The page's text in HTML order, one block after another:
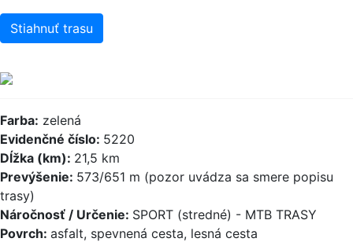
Stiahnuť trasu
Farba: zelená
Evidenčné číslo: 5220
Dĺžka (km): 21,5 km
Prevýšenie: 573/651 m (pozor uvádza sa smere popisu
trasy)
Náročnosť / Určenie: SPORT (stredné) - MTB TRASY
Povrch: asfalt, spevnená cesta, lesná cesta